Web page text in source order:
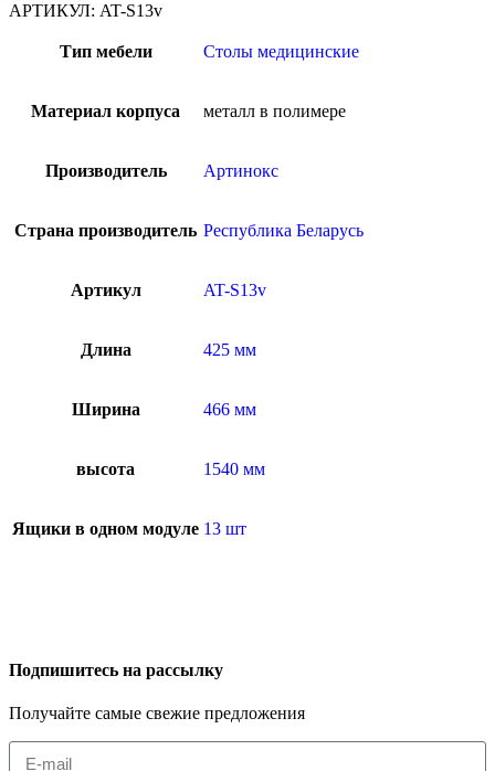
АРТИКУЛ: AT-S13v
Тип мебели Столы медицинские
Материал корпуса металл в полимере
Производитель Артинокс
Страна производитель Республика Беларусь
Артикул AT-S13v
Длина 425 мм
Ширина 466 мм
высота 1540 мм
Ящики в одном модуле 13 шт
Подпишитесь на рассылку
Получайте самые свежие предложения